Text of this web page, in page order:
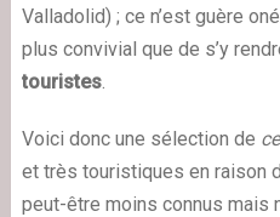
Valladolid) ; ce n’est guère
plus convivial que de s’y
touristes.
Voici donc une sélection de
et très touristiques en raison
peut-être moins connus mais